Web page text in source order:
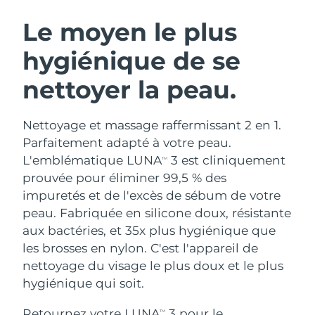
Le moyen le plus
hygiénique de se
nettoyer la peau.
Nettoyage et massage raffermissant 2 en 1.
Parfaitement adapté à votre peau.
L'emblématique LUNATM
3 est cliniquement
prouvée pour éliminer 99,5 % des
impuretés et de l'excès de sébum de votre
peau. Fabriquée en silicone doux, résistante
aux bactéries, et 35x plus hygiénique que
les brosses en nylon. C'est l'appareil de
nettoyage du visage le plus doux et le plus
hygiénique qui soit.
TM
Nettoyage du visage
Anti-aging massage
LUNA™ 4 Plus
Massage, LED heating
LUNA™ 4 Men
For men, anti-aging massage
Lifting
Microcurrent toning
BEAR™ 2 go
Microcurrent toning on-the-go
BEAR™ 2 eyes & lips
Microcurrent line smoothing device
Hydratation
UFO™ 3 coffret
Deep facial hydration
UFO™ 3 LED
Near-infrared and red light therapy
device
Soin bucco-dentaire
issa™ 4
Hybrid silicone sonic toothbrush
issa™ 4 plus
Smart hybrid silicone sonic toothbrush
FAQ™ TRAITEMENT ANTI-ÂGE
Anti-âge
NEW
Autriche Livraison estimée
Bahreïn Livraison estimée
Belgique Livraison estimée
Bermudes Livraison estimée8/16/26
Bosnie-Herzégovine Livraison estimée 8/13/26
Brunei Livraison estimée
Bulgarie Livraison estimée8/10/26
Canada Livraison estimée8/14/26
Chili